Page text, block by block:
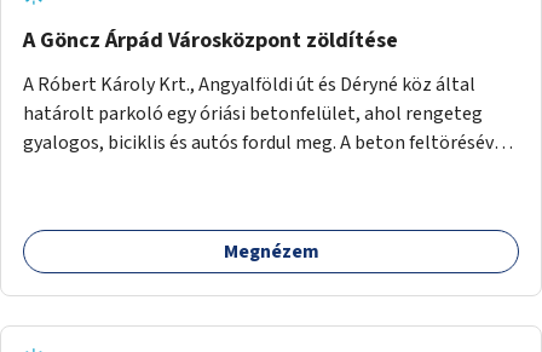
A Göncz Árpád Városközpont zöldítése
A Róbert Károly Krt., Angyalföldi út és Déryné köz által
határolt parkoló egy óriási betonfelület, ahol rengeteg
gyalogos, biciklis és autós fordul meg. A beton feltörésével,
menti járda és a parkoló közé kellene egy zöld sáv,
virágágyásokkal a meglévő fák alá, a lakóépület felőli két
Megnézem